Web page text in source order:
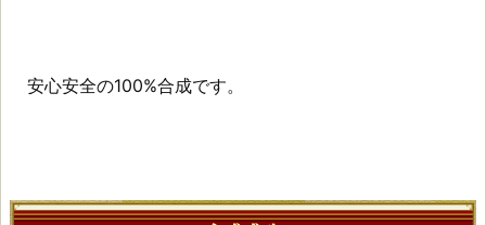
安心安全の100%合成です。